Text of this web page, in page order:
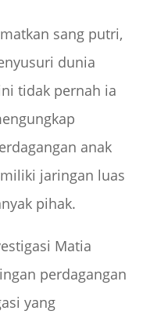
sang putri,
dunia
tidak pernah ia
anak
jaringan luas
pihak.
Matia
perdagangan
yang